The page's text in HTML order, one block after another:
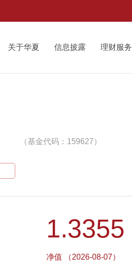
关于华夏 信息披露 理财服务
（基金代码：159627）
1.3355
净值 （2026-08-07）